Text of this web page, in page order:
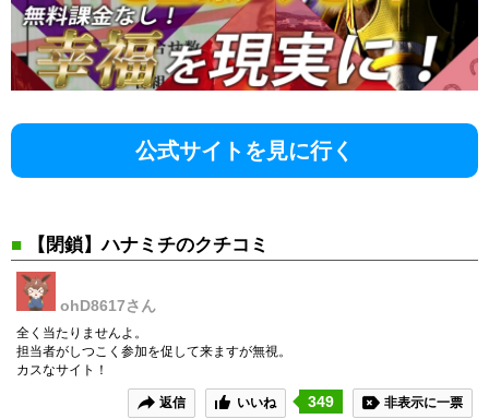
公式サイトを見に行く
■ 【閉鎖】ハナミチのクチコミ
ohD8617さん
全く当たりませんよ。
担当者がしつこく参加を促して来ますが無視。
カスなサイト！
返信 いいね 349 非表示に一票